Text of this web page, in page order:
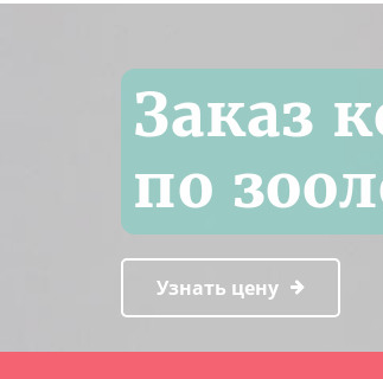
Заказ
по
Узнать цену